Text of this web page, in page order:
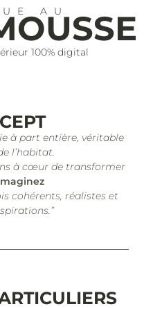
AU
100% digital
à part entière, véritable
l’habitat.
à cœur de transformer
cohérents, réalistes et